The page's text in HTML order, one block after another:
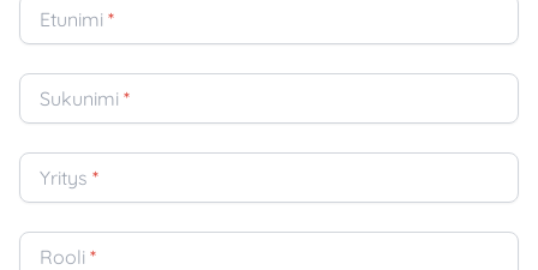
Etunimi *
Sukunimi *
Yritys *
Rooli *